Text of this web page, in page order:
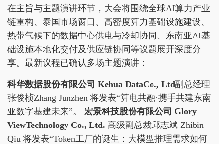
在主旨与主题演讲环节，大会将围绕全球AI算力产业
链重构、泰国市场窗口、高密度算力基础设施建设、
热带气候下的数据中心供电与冷却协同、东南亚AI基
础设施本地化交付及供应链协同等议题展开深度分
享。最新议程已确认多场主题演讲：
科华数据股份有限公司 Kehua DataCo., Ltd副总经理
张俊桢Zhang Junzhen 将发表“算电共融·携手共建东南
亚数字基建未来”。 宏景科技股份有限公司 Glory
ViewTechnology Co., Ltd. 高级副总裁邱志斌 Zhibin
Qiu 将发表“Token工厂的诞生：大模型推理需求如何